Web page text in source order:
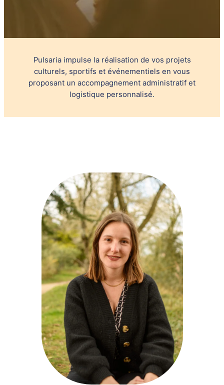
Pulsaria impulse la réalisation de vos projets
culturels, sportifs et événementiels en vous
proposant un accompagnement administratif et
logistique personnalisé.